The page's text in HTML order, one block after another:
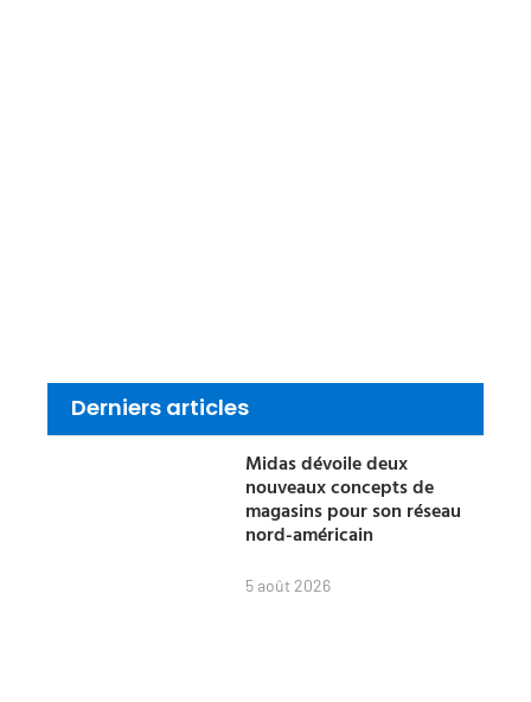
Derniers articles
Midas dévoile deux
nouveaux concepts de
magasins pour son réseau
nord-américain
5 août 2026